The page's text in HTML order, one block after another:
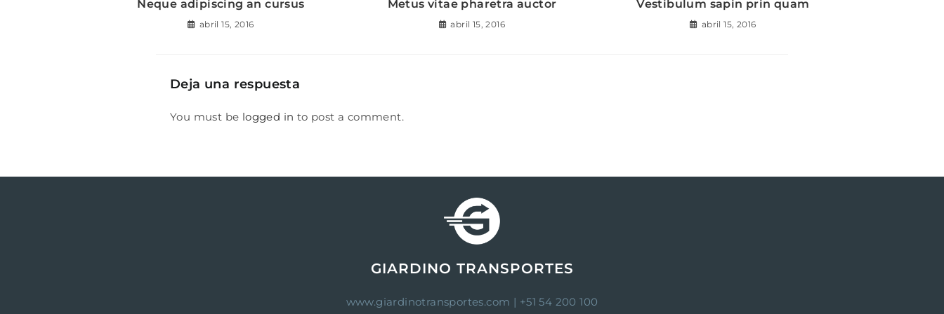
Neque adipiscing an cursus
abril 15, 2016
Metus vitae pharetra auctor
abril 15, 2016
Vestibulum sapin prin quam
abril 15, 2016
Deja una respuesta
You must be logged in to post a comment.
GIARDINO TRANSPORTES
www.giardinotransportes.com | +51 54 200 100